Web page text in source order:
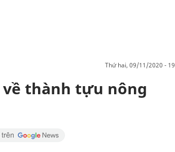
thứ hai, 09/11/2020 -
thành tựu nông